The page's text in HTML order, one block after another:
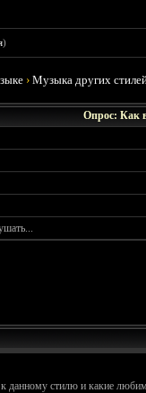
)
›Музыка других
Опрос: Как
к данному стилю и какие